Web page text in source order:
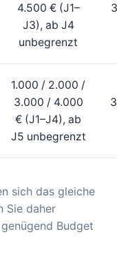
4.500 € (J1–
J3), ab J4
unbegrenzt
1.000 / 2.000 /
3.000 / 4.000
€ (J1–J4), ab
J5 unbegrenzt
sich das gleiche
Sie daher
Budget